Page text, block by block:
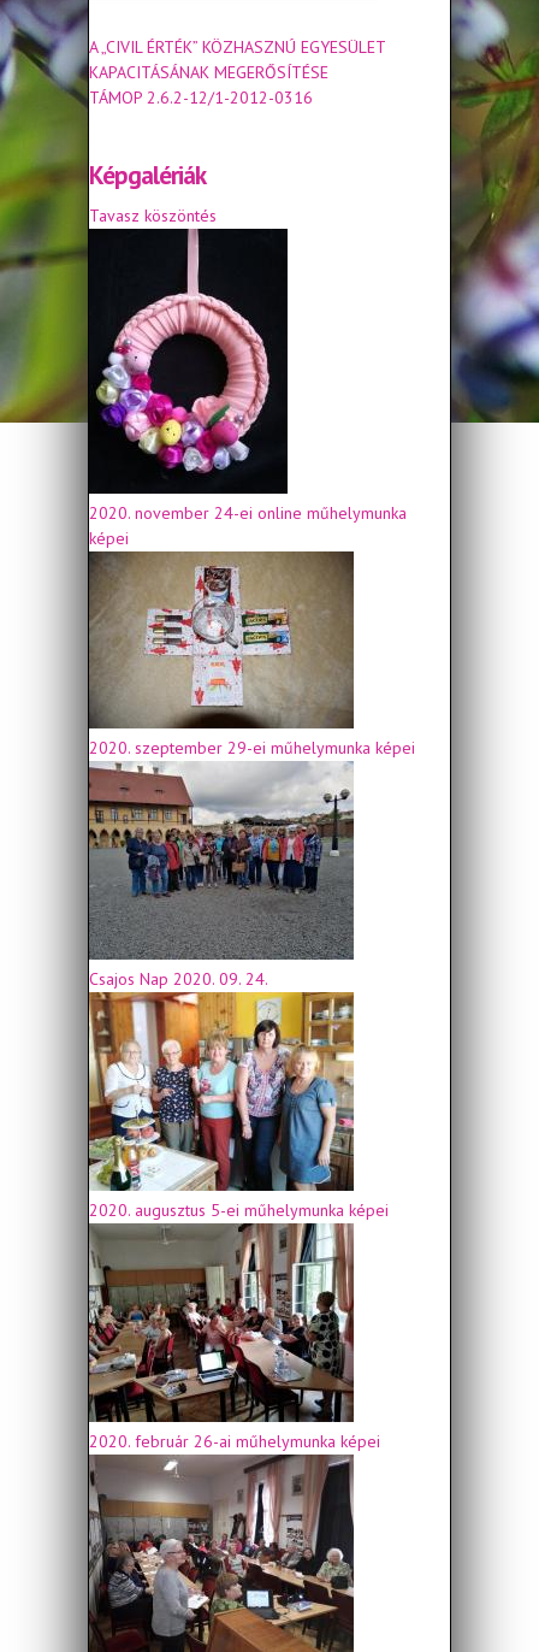
A „CIVIL ÉRTÉK” KÖZHASZNÚ EGYESÜLET
KAPACITÁSÁNAK MEGERŐSÍTÉSE
TÁMOP 2.6.2-12/1-2012-0316
Képgalériák
Tavasz köszöntés
2020. november 24-ei online műhelymunka
képei
2020. szeptember 29-ei műhelymunka képei
Csajos Nap 2020. 09. 24.
2020. augusztus 5-ei műhelymunka képei
2020. február 26-ai műhelymunka képei